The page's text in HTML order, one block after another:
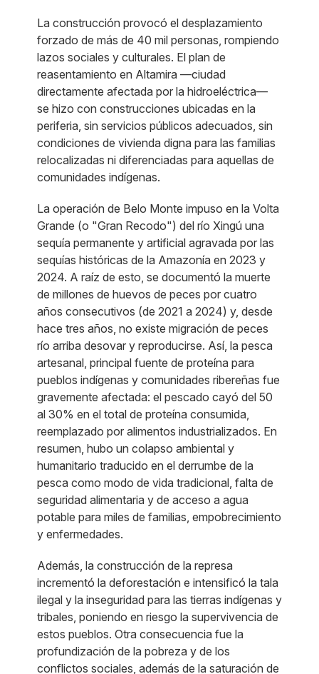
La construcción provocó el desplazamiento
forzado de más de 40 mil personas, rompiendo
lazos sociales y culturales. El plan de
reasentamiento en Altamira —ciudad
directamente afectada por la hidroeléctrica—
se hizo con construcciones ubicadas en la
periferia, sin servicios públicos adecuados, sin
condiciones de vivienda digna para las familias
relocalizadas ni diferenciadas para aquellas de
comunidades indígenas.
La operación de Belo Monte impuso en la Volta
Grande (o "Gran Recodo") del río Xingú una
sequía permanente y artificial agravada por las
sequías históricas de la Amazonía en 2023 y
2024. A raíz de esto, se documentó la muerte
de millones de huevos de peces por cuatro
años consecutivos (de 2021 a 2024) y, desde
hace tres años, no existe migración de peces
río arriba desovar y reproducirse. Así, la pesca
artesanal, principal fuente de proteína para
pueblos indígenas y comunidades ribereñas fue
gravemente afectada: el pescado cayó del 50
al 30% en el total de proteína consumida,
reemplazado por alimentos industrializados. En
resumen, hubo un colapso ambiental y
humanitario traducido en el derrumbe de la
pesca como modo de vida tradicional, falta de
seguridad alimentaria y de acceso a agua
potable para miles de familias, empobrecimiento
y enfermedades.
Además, la construcción de la represa
incrementó la deforestación e intensificó la tala
ilegal y la inseguridad para las tierras indígenas y
tribales, poniendo en riesgo la supervivencia de
estos pueblos. Otra consecuencia fue la
profundización de la pobreza y de los
conflictos sociales, además de la saturación de